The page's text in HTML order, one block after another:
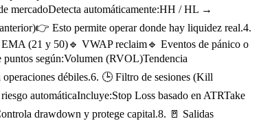
mercadoDetecta automáticamente:HH / HL →
Esto permite operar donde hay liquidez real.4.
EMA (21 y 50)🔹 VWAP reclaim🔹 Eventos de pánico o
puntos según:Volumen (RVOL)Tendencia
débiles.6. 🕒 Filtro de sesiones (Kill
automáticaIncluye:Stop Loss basado en ATRTake
drawdown y protege capital.8. 🚪 Salidas